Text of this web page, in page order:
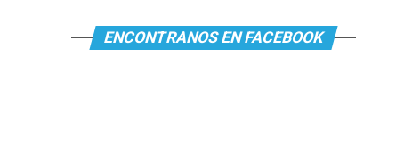
ENCONTRANOS EN FACEBOOK